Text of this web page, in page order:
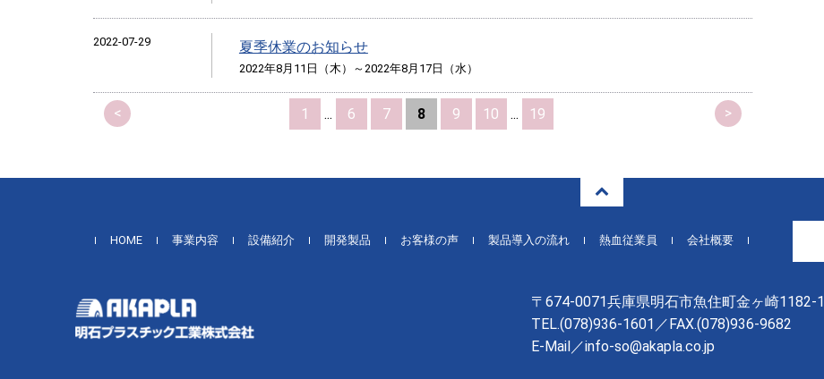
2022-07-29 夏季休業のお知らせ
2022年8月11日（木）～2022年8月17日（水）
< 1 ... 6 7 8 9 10 ... 19 >
HOME 事業内容 設備紹介 開発製品 お客様の声 製品導入の流れ 熱血従業員 会社概要
〒674-0071兵庫県明石市魚住町金ヶ崎1182-1
TEL.(078)936-1601 ／FAX.(078)936-9682
E-Mail／info-so@akapla.co.jp